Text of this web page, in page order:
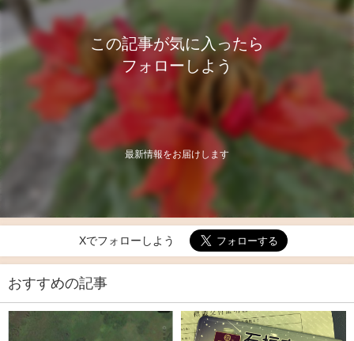
この記事が気に入ったら
フォローしよう
最新情報をお届けします
Xでフォローしよう
おすすめの記事